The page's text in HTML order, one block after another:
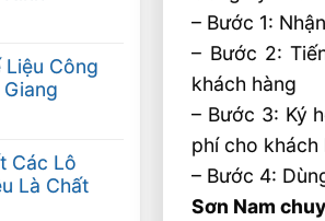
Liệu Công
Các Lô
Là Chất
– Bước 1:
– Bước 2:
khách hàng
– Bước 3: Ký
phí cho khách
– Bước 4:
Sơn Nam